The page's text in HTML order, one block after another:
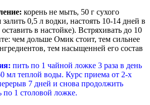
корень не мыть, 50 г сухого
0,5 л водки, настоять 10-14 дней в
в настойке). Встряхивать до 10
чем дольше Омик стоит, тем сильнее
тем насыщенней его состав
пить по 1 чайной ложке 3 раза в день
мл теплой воды. Курс приема от 2-х
7 дней и снова продолжить
по 1 столовой ложке.